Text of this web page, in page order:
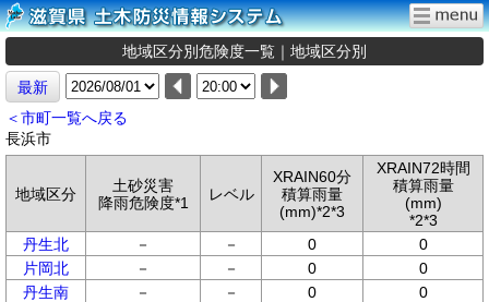
地域区分別危険度一覧｜地域区分別
最新
＜市町一覧へ戻る
長浜市
地域区分
土砂災害
降雨危険度*1
レベル
XRAIN60分
積算雨量
(mm)*2*3
XRAIN72時間
積算雨量
(mm)
*2*3
丹生北
－ － 0
0
片岡北
－ － 0
0
丹生南
－ － 0
0